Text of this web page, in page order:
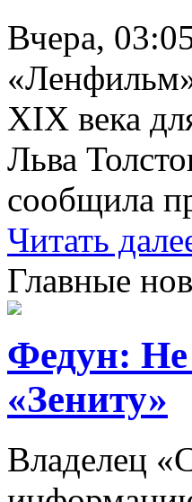
Вчера,
XIX века
Льва
сообщила
Читать
Главные
Федун:
«Зениту»
Владелец